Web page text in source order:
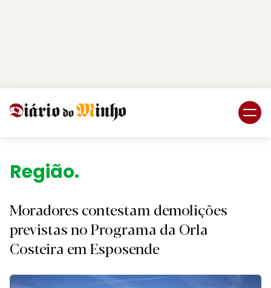
Região.
Moradores contestam demolições
previstas no Programa da Orla
Costeira em Esposende